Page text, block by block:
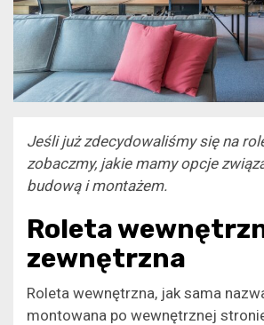
Jeśli już zdecydowaliśmy się na
zobaczmy, jakie mamy opcje
budową i montażem.
Roleta
zewnętrzna
Roleta wewnętrzna, jak sama
montowana po wewnętrznej